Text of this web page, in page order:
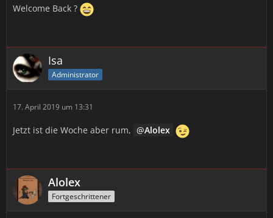
Welcome Back ?
Isa
Administrator
17. April 2019 um 13:31
Jetzt ist die Woche aber rum, Alolex
Alolex
Fortgeschrittener